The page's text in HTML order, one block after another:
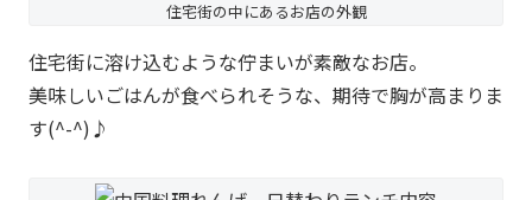
住宅街の中にあるお店の外観
住宅街に溶け込むような佇まいが素敵なお店。
美味しいごはんが食べられそうな、期待で胸が高まりま
す(^-^)♪